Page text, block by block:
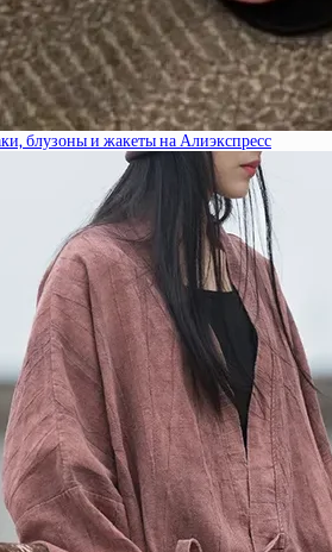
блузоны и жакеты на Алиэкспресс